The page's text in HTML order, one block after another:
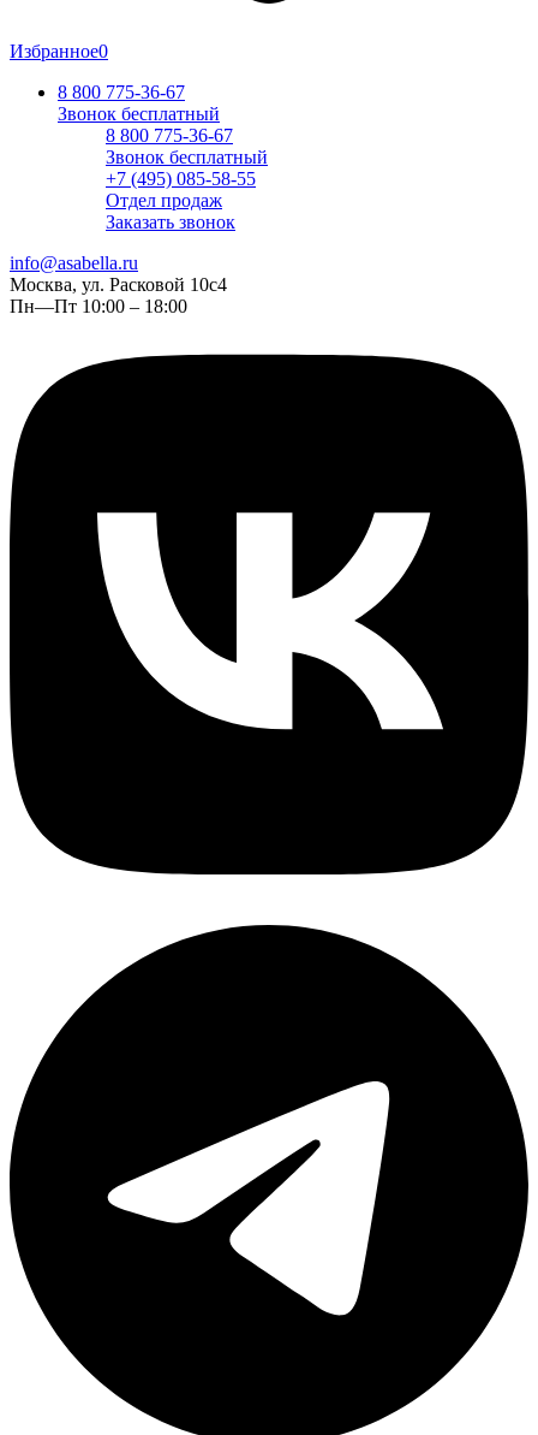
Избранное0
8 800 775-36-67
Звонок бесплатный
8 800 775-36-67
Звонок бесплатный
+7 (495) 085-58-55
Отдел продаж
Заказать звонок
info@asabella.ru
Москва, ул. Расковой 10с4
Пн—Пт 10:00 – 18:00